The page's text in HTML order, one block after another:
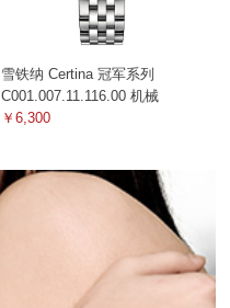
雪铁纳 Certina 冠军系列
C001.007.11.116.00 机械
￥6,300